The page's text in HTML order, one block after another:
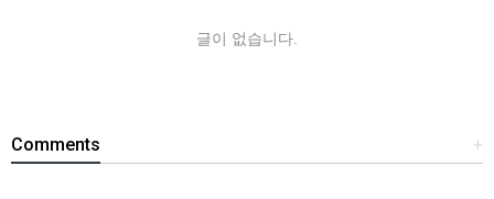
글이 없습니다.
+
Comments